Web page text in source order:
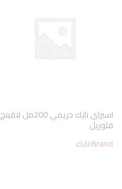
اسبراى نايك حريمي 200مل لافينج
فلوريل
Brand:نايك